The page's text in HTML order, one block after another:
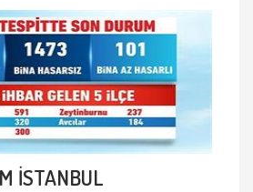
İSTANBUL